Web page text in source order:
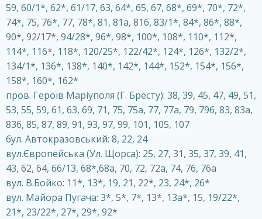
59, 60/1*, 62*, 61/17, 63, 64*, 65, 67, 68*, 69*, 70*, 72*,
74*, 75, 76*, 77, 78*, 81, 81a, 81б, 83/1*, 84*, 86*, 88*,
90*, 92/17*, 94/28*, 96*, 98*, 100*, 108*, 110*, 112*,
114*, 116*, 118*, 120/25*, 122/42*, 124*, 126*, 132/2*,
134/1*, 136*, 138*, 140*, 142*, 144*, 152*, 154*, 156*,
158*, 160*, 162*
пров. Героїв Маріуполя (Г. Бресту): 38, 39, 45, 47, 49, 51,
53, 55, 59, 61, 63, 69, 71, 75, 75а, 77, 77а, 79, 79б, 83, 83а,
83б, 85, 87, 89, 91, 93, 97, 99, 101, 105, 107
бул. Автокразовський: 8, 22, 24
вул.Європейська (Ул. Щорса): 25, 27, 31, 35, 37, 39, 41,
43, 62, 64, 66/13, 68*,68а, 70, 72, 72a, 74, 76, 76а
вул. В.Бойко: 11*, 13*, 19, 21, 22*, 23, 24*, 26*
вул. Майора Пугача: 3*, 5*, 7*, 13*, 13а*, 15, 19/22*,
21*, 23/22*, 27*, 29*, 92*